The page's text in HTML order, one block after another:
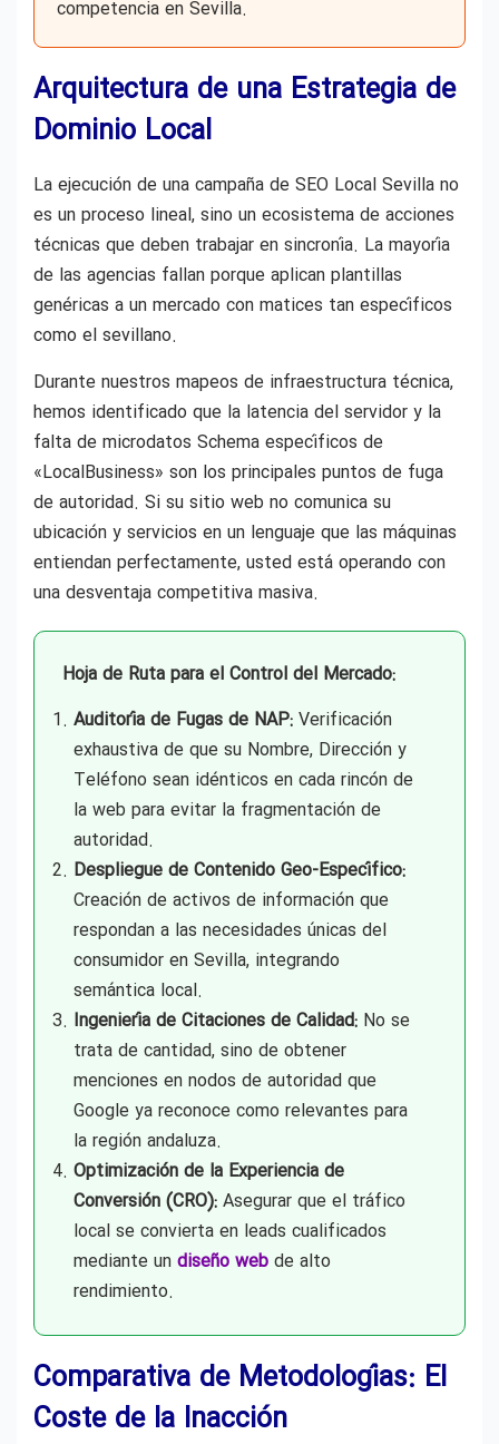
competencia en Sevilla.
Arquitectura de una Estrategia de
Dominio Local
La ejecución de una campaña de SEO Local Sevilla no
es un proceso lineal, sino un ecosistema de acciones
técnicas que deben trabajar en sincronía. La mayoría
de las agencias fallan porque aplican plantillas
genéricas a un mercado con matices tan específicos
como el sevillano.
Durante nuestros mapeos de infraestructura técnica,
hemos identificado que la latencia del servidor y la
falta de microdatos Schema específicos de
«LocalBusiness» son los principales puntos de fuga
de autoridad. Si su sitio web no comunica su
ubicación y servicios en un lenguaje que las máquinas
entiendan perfectamente, usted está operando con
una desventaja competitiva masiva.
Hoja de Ruta para el Control del Mercado:
Auditoría de Fugas de NAP: Verificación
exhaustiva de que su Nombre, Dirección y
Teléfono sean idénticos en cada rincón de
la web para evitar la fragmentación de
autoridad.
Despliegue de Contenido Geo-Específico:
Creación de activos de información que
respondan a las necesidades únicas del
consumidor en Sevilla, integrando
semántica local.
Ingeniería de Citaciones de Calidad: No se
trata de cantidad, sino de obtener
menciones en nodos de autoridad que
Google ya reconoce como relevantes para
la región andaluza.
Optimización de la Experiencia de
Conversión (CRO): Asegurar que el tráfico
local se convierta en leads cualificados
mediante un diseño web de alto
rendimiento.
Comparativa de Metodologías: El
Coste de la Inacción